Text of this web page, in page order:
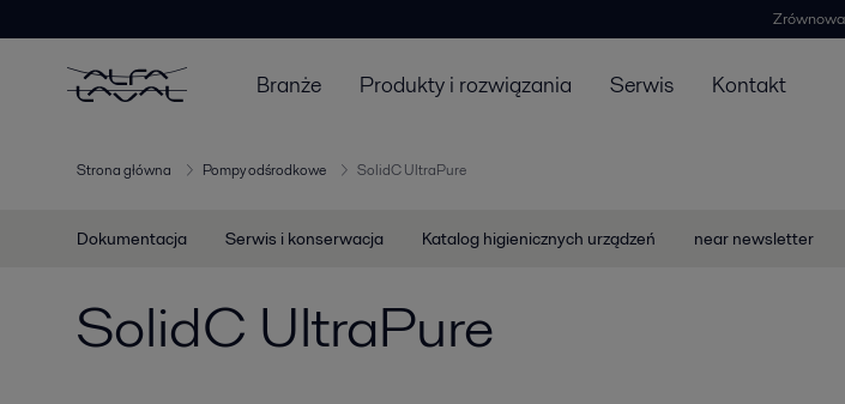
Branże Produkty i rozwiązania Serwis Kontakt
Strona główna Pompy odśrodkowe SolidC UltraPure
Dokumentacja Serwis i konserwacja Katalog higienicznych urządzeń near newsletter
SolidC UltraPure